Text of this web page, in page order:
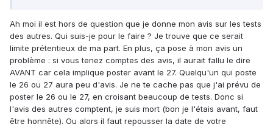
Ah moi il est hors de question que je donne mon avis sur les tests
des autres. Qui suis-je pour le faire ? Je trouve que ce serait
limite prétentieux de ma part. En plus, ça pose à mon avis un
problème : si vous tenez comptes des avis, il aurait fallu le dire
AVANT car cela implique poster avant le 27. Quelqu'un qui poste
le 26 ou 27 aura peu d'avis. Je ne te cache pas que j'ai prévu de
poster le 26 ou le 27, en croisant beaucoup de tests. Donc si
l'avis des autres comptent, je suis mort (bon je l'étais avant, faut
être honnête). Ou alors il faut repousser la date de votre